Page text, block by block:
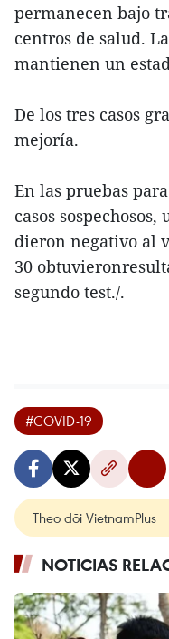
permanecen bajo
centros de salud.
mantienen un
De los tres casos
mejoría.
En las pruebas
casos
dieron negativo al
30
segundo test./.
#COVID-19
Theo dõi VietnamPlus
NOTICIAS